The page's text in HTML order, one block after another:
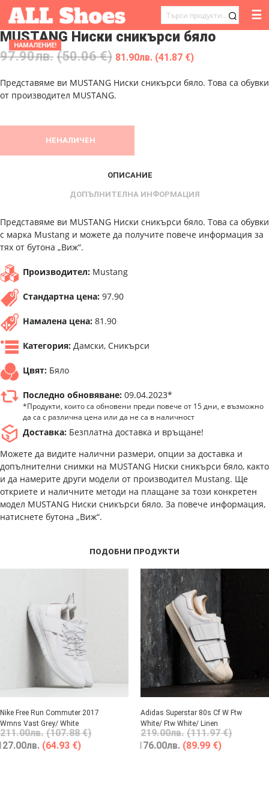
ТЪРСЕНЕ
ЗА:
☰
НАМАЛЕНИЕ!
MUSTANG Ниски сникърси бяло
97.90лв. (50.06 €) 81.90лв. (41.87 €)
Представяме ви MUSTANG Ниски сникърси бяло. Това са обувки
от производител MUSTANG.
НЕНАЛИЧЕН
ОПИСАНИЕ
ДОПЪЛНИТЕЛНА ИНФОРМАЦИЯ
Представяме ви MUSTANG Ниски сникърси бяло. Това са обувки
с марка Mustang и можете да получите повече информация за
тях от бутона „Виж“.
Производител: Mustang
Стандартна цена: 97.90
Намалена цена: 81.90
Категория: Дамски, Сникърси
Цвят: Бяло
Последно обновяване: 09.04.2023*
*Продукти, които са обновени преди повече от 15 дни, е възможно
да са с различна цена или да не са в наличност
Доставка: Безплатна доставка и връщане!
Можете да видите налични размери, опции за доставка и
допълнителни снимки на MUSTANG Ниски сникърси бяло, както
и да намерите други модели от производител Mustang. Ще
откриете и наличните методи на плащане за този конкретен
модел MUSTANG Ниски сникърси бяло. За повече информация,
натиснете бутона „Виж“.
ПОДОБНИ ПРОДУКТИ
Nike Free Run Commuter 2017
Wmns Vast Grey/ White
211.00лв. (107.88 €)
лв. (64.93 €)
Adidas Superstar 80s Cf W Ftw
White/ Ftw White/ Linen
219.00лв. (111.97 €)
176.00лв. (89.99 €)